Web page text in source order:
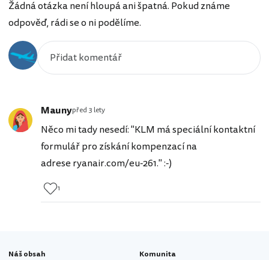
Žádná otázka není hloupá ani špatná. Pokud známe
odpověď, rádi se o ni podělíme.
Maunypřed 3 lety
Něco mi tady nesedí: "KLM má speciální kontaktní
formulář pro získání kompenzací na
adrese ryanair.com/eu-261." :-)
1
Náš obsah Komunita